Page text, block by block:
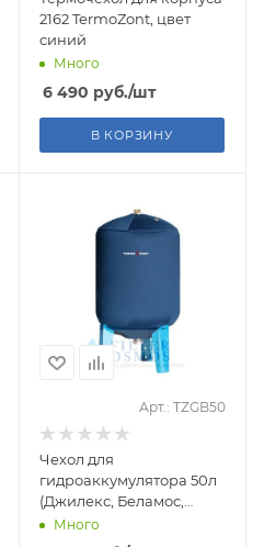
2162 TermoZont, цвет
синий
Много
6 490 руб./шт
В КОРЗИНУ
Арт.: TZGB50
Чехол для
гидроаккумулятора 50л
(Джилекс, Беламос,
Тополь, Oasis, Unipump)
TermoZont, цвет синий
Много